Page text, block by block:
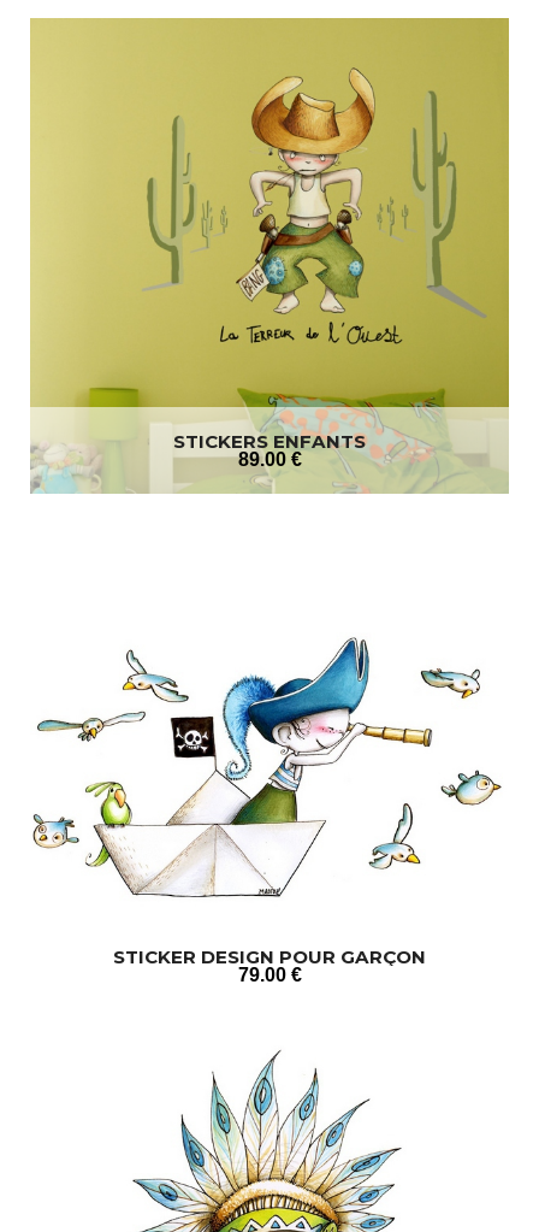
STICKERS ENFANTS
89.00 €
STICKER DESIGN POUR GARÇON
79.00 €